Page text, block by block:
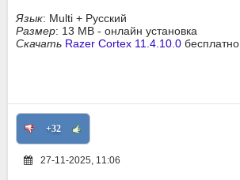
Язык: Multi + Русский
Размер: 13 MB - онлайн установка
Скачать Razer Cortex 11.4.10.0 бесплатно
+32
27-11-2025, 11:06